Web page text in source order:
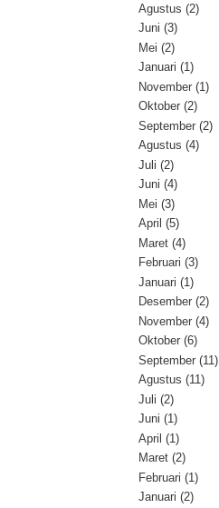
Agustus (2)
Juni (3)
Mei (2)
Januari (1)
November (1)
Oktober (2)
September (2)
Agustus (4)
Juli (2)
Juni (4)
Mei (3)
April (5)
Maret (4)
Februari (3)
Januari (1)
Desember (2)
November (4)
Oktober (6)
September (11)
Agustus (11)
Juli (2)
Juni (1)
April (1)
Maret (2)
Februari (1)
Januari (2)